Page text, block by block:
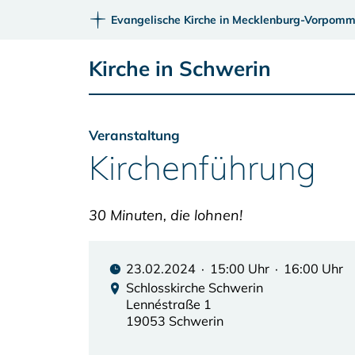
Evangelische Kirche in Mecklenburg-
Kirche in Schwerin
Veranstaltung
Kirchenführung
30 Minuten, die lohnen!
23.02.2024 · 15:00 Uhr · 16:00 Uhr
Schlosskirche Schwerin
Lennéstraße 1
19053 Schwerin